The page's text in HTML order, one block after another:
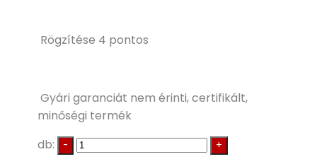
Rögzítése 4 pontos
Gyári garanciát nem érinti, certifikált,
minőségi termék
db: